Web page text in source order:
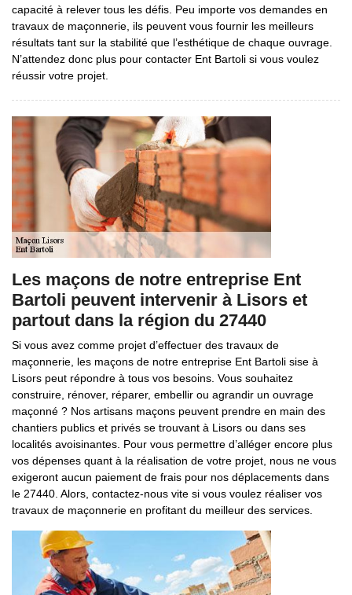
capacité à relever tous les défis. Peu importe vos demandes en
travaux de maçonnerie, ils peuvent vous fournir les meilleurs
résultats tant sur la stabilité que l’esthétique de chaque ouvrage.
N’attendez donc plus pour contacter Ent Bartoli si vous voulez
réussir votre projet.
Les maçons de notre entreprise Ent
Bartoli peuvent intervenir à Lisors et
partout dans la région du 27440
Si vous avez comme projet d’effectuer des travaux de
maçonnerie, les maçons de notre entreprise Ent Bartoli sise à
Lisors peut répondre à tous vos besoins. Vous souhaitez
construire, rénover, réparer, embellir ou agrandir un ouvrage
maçonné ? Nos artisans maçons peuvent prendre en main des
chantiers publics et privés se trouvant à Lisors ou dans ses
localités avoisinantes. Pour vous permettre d’alléger encore plus
vos dépenses quant à la réalisation de votre projet, nous ne vous
exigeront aucun paiement de frais pour nos déplacements dans
le 27440. Alors, contactez-nous vite si vous voulez réaliser vos
travaux de maçonnerie en profitant du meilleur des services.